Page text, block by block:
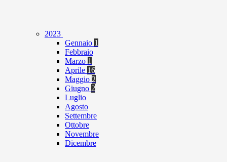
2023
Gennaio 1
Febbraio
Marzo 1
Aprile 16
Maggio 2
Giugno 2
Luglio
Agosto
Settembre
Ottobre
Novembre
Dicembre